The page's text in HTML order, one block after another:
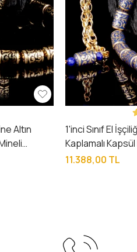
Altın
1'inci Sınıf El
Kaplamalı
Tesbih
11.388,00 TL